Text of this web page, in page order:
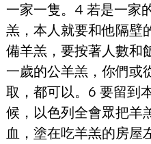
一家一隻。4 若是一家
羔，本人就要和他隔壁
備羊羔，要按著人數和
一歲的公羊羔，你們或
取，都可以。6 要留到
候，以色列全會眾把羊
血，塗在吃羊羔的房屋